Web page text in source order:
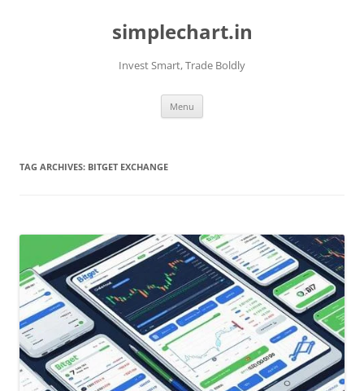
simplechart.in
Invest Smart, Trade Boldly
Menu
TAG ARCHIVES: BITGET EXCHANGE